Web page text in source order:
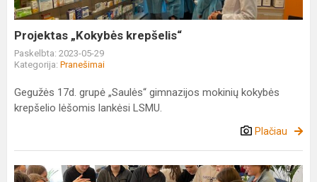
Projektas „Kokybės krepšelis“
Paskelbta: 2023-05-29
Kategorija: Pranešimai
Gegužės 17d. grupė „Saulės“ gimnazijos mokinių kokybės
krepšelio lėšomis lankėsi LSMU.
Plačiau
Projektas